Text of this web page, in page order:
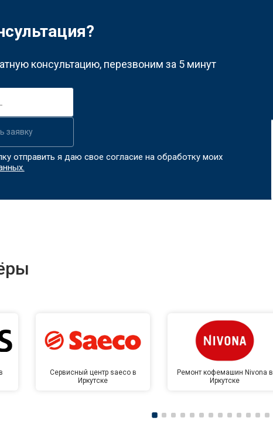
консультацию, перезвоним за 5 минут
заявку
отправить я даю свое согласие на обработку моих
Сервисный центр saeco в
Иркутске
Ремонт кофемашин Nivona в
Иркутске